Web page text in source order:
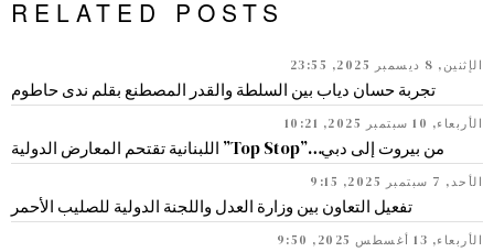
RELATED POSTS
الإثنين, 8 ديسمبر 2025, 23:55
تجربة حسان دياب بين السلطة والقدر المصطنع بقلم ندى حاطوم
الأربعاء, 10 سبتمبر 2025, 10:21
من بيروت إلى دبي…”Top Stop” اللبنانية تقتحم المعارض الدولية
الأحد, 7 سبتمبر 2025, 9:15
تفعيل التعاون بين وزارة العدل واللجنة الدولية للصليب الأحمر
الأربعاء, 13 أغسطس 2025, 9:50